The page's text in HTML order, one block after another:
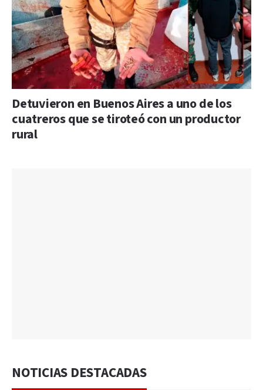
Detuvieron en Buenos Aires a uno de los
cuatreros que se tiroteó con un productor
rural
NOTICIAS DESTACADAS